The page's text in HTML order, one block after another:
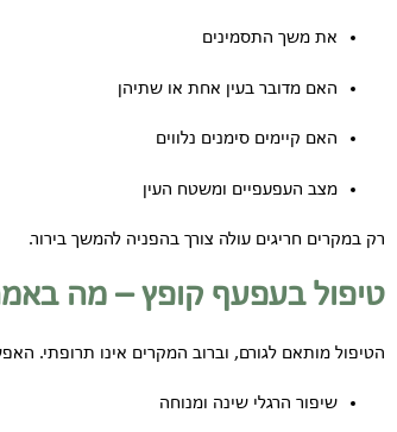
את משך התסמינים
האם מדובר בעין אחת או שתיהן
האם קיימים סימנים נלווים
מצב העפעפיים ומשטח העין
רק במקרים חריגים עולה צורך בהפניה להמשך בירור.
טיפול בעפעף קופץ – מה
הטיפול מותאם לגורם, וברוב המקרים אינו תרופתי.
שיפור הרגלי שינה ומנוחה